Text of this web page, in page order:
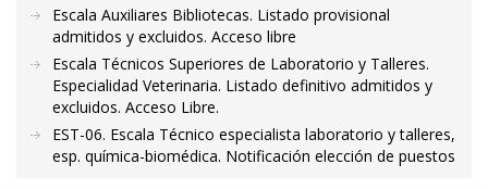
Escala Auxiliares Bibliotecas. Listado provisional
admitidos y excluidos. Acceso libre
Escala Técnicos Superiores de Laboratorio y Talleres.
Especialidad Veterinaria. Listado definitivo admitidos y
excluidos. Acceso Libre.
EST-06. Escala Técnico especialista laboratorio y talleres,
esp. química-biomédica. Notificación elección de puestos